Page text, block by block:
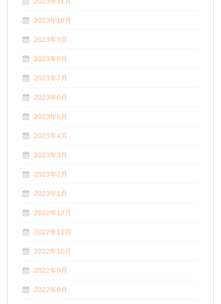
2023年10月
2023年9月
2023年8月
2023年7月
2023年6月
2023年5月
2023年4月
2023年3月
2023年2月
2023年1月
2022年12月
2022年11月
2022年10月
2022年9月
2022年8月